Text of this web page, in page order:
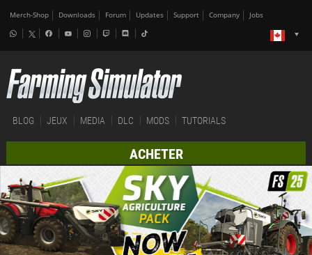
Merch-Shop Downloads Forum Updates Support Company Jobs
BLOG JEUX MEDIA DLC MODS TUTORIALS
ACHETER